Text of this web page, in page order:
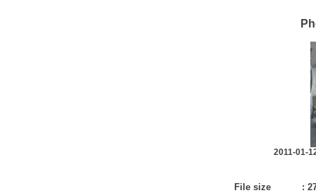
2011-01-
File size :